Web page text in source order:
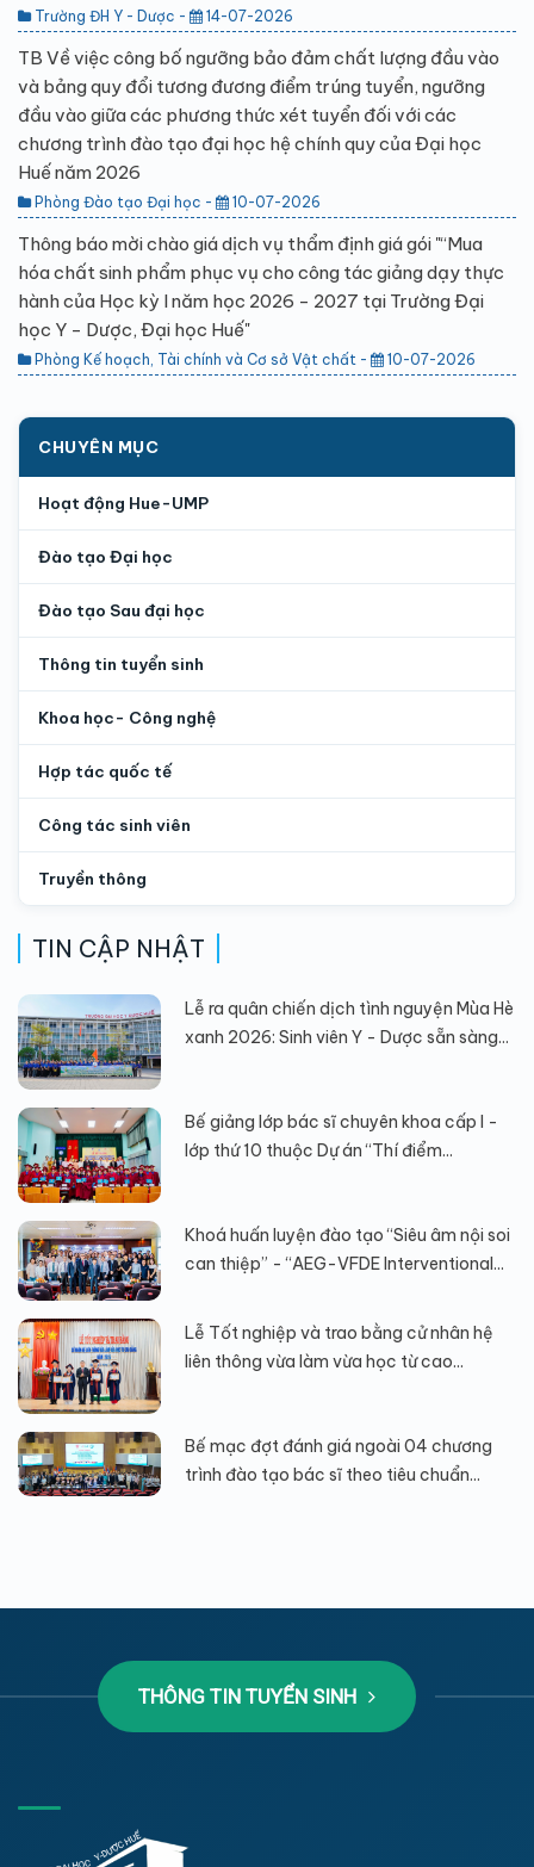
Trường ĐH Y - Dược - 14-07-2026
TB Về việc công bố ngưỡng bảo đảm chất lượng đầu vào
và bảng quy đổi tương đương điểm trúng tuyển, ngưỡng
đầu vào giữa các phương thức xét tuyển đối với các
chương trình đào tạo đại học hệ chính quy của Đại học
Huế năm 2026
Phòng Đào tạo Đại học - 10-07-2026
Thông báo mời chào giá dịch vụ thẩm định giá gói "“Mua
hóa chất sinh phẩm phục vụ cho công tác giảng dạy thực
hành của Học kỳ I năm học 2026 - 2027 tại Trường Đại
học Y - Dược, Đại học Huế"
Phòng Kế hoạch, Tài chính và Cơ sở Vật chất - 10-07-2026
CHUYÊN MỤC
Hoạt động Hue-UMP
Đào tạo Đại học
Đào tạo Sau đại học
Thông tin tuyển sinh
Khoa học- Công nghệ
Hợp tác quốc tế
Công tác sinh viên
Truyền thông
TIN CẬP NHẬT
Lễ ra quân chiến dịch tình nguyện Mùa Hè
xanh 2026: Sinh viên Y - Dược sẵn sàng...
Bế giảng lớp bác sĩ chuyên khoa cấp I -
lớp thứ 10 thuộc Dự án “Thí điểm...
Khoá huấn luyện đào tạo “Siêu âm nội soi
can thiệp” - “AEG-VFDE Interventional...
Lễ Tốt nghiệp và trao bằng cử nhân hệ
liên thông vừa làm vừa học từ cao...
Bế mạc đợt đánh giá ngoài 04 chương
trình đào tạo bác sĩ theo tiêu chuẩn...
THÔNG TIN TUYỂN SINH